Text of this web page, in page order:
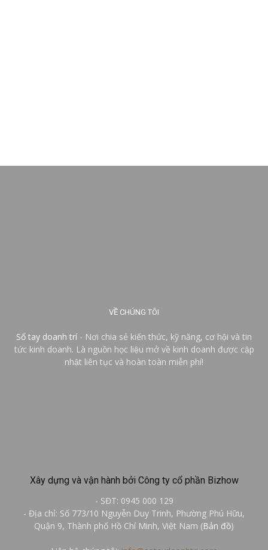
VỀ CHÚNG TÔI
Sổ tay doanh trí - Nơi chia sẻ kiến thức, kỹ năng, cơ hội và tin
tức kinh doanh. Là nguồn học liệu mở về kinh doanh được cập
nhật liên tục và hoàn toàn miễn phí!
Xây dựng và vận hành bởi Công ty cổ phần Bizhow
- SĐT: 0945 000 129
- Địa chỉ: Số 773/10 Nguyễn Duy Trinh, Phường Phú Hữu,
Quận 9, Thành phố Hồ Chí Minh, Việt Nam (Bản đồ)